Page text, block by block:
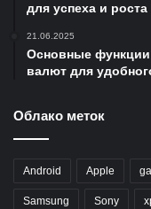
для успеха и
21.06.2025
Основные функции
валют для
Облако меток
Android Apple
Samsung Sony